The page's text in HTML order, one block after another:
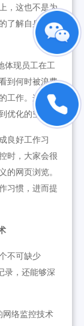
，这也不是为
了解自身，提
体现员工在工
到何时被浪费
工作。这样，
优化的空间。
良好工作习
时，大家会很
的网页浏览。
习惯，进而提
不可缺少
录，还能够深
网络监控技术